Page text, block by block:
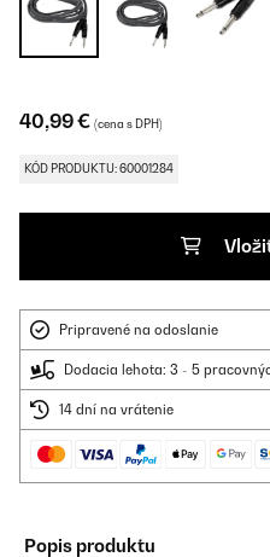
40,99 € (cena s DPH)
KÓD PRODUKTU: 60001284
Pripravené na odoslanie
Dodacia lehota: 3 - 5
14 dní na vrátenie
Popis produktu